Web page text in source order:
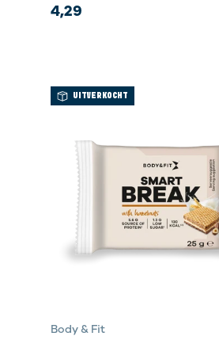
4,29
UITVERKOCHT
Body & Fit